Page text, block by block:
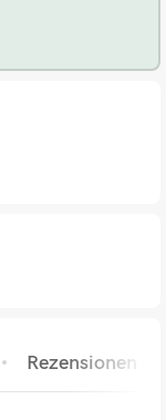
Rezensionen (0)